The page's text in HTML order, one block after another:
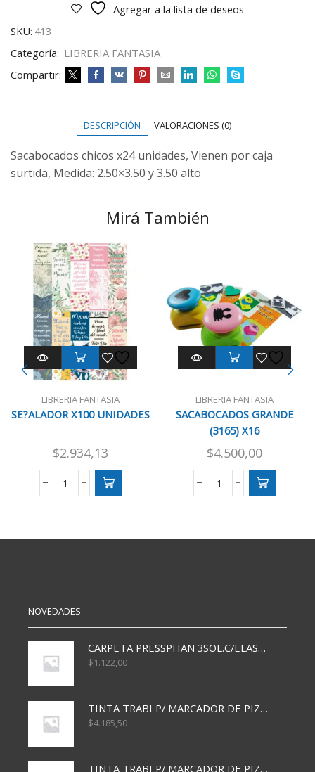
Agregar a la lista de deseos
SKU: 413
Categoría: LIBRERIA FANTASIA
Compartir:
DESCRIPCIÓN VALORACIONES (0)
Sacabocados chicos x24 unidades, Vienen por caja
surtida, Medida: 2.50×3.50 y 3.50 alto
Mirá También
LIBRERIA FANTASIA
SE?ALADOR X100 UNIDADES
$2.934,13
SE?
cantidad
LIBRERIA FANTASIA
SACABOCADOS GRANDE
(3165) X16
$4.500,00
SACABOCADOS
cantidad
NOVEDADES
CARPETA PRESSPHAN 3SOL.C/ELAST MARRON A4 P01A
$1.122,00
TINTA TRABI P/ MARCADOR DE PIZARRA x30ml AZUL
$4.185,50
TINTA TRABI P/ MARCADOR DE PIZARRA x30ml ROJO